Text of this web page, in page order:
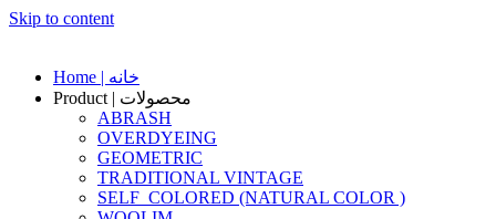
Skip to content
Home | خانه
Product | محصولات
ABRASH
OVERDYEING
GEOMETRIC
TRADITIONAL VINTAGE
SELF_COLORED (NATURAL COLOR )